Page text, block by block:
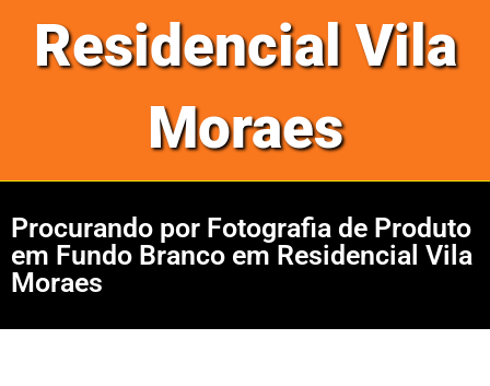
Residencial Vila
Moraes
Procurando por Fotografia de Produto
em Fundo Branco em Residencial Vila
Moraes